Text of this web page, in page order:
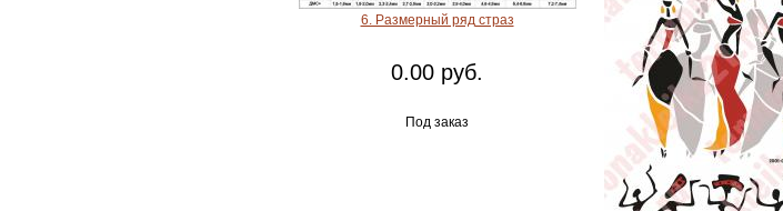
6. Размерный ряд страз
0.00 руб.
Под заказ